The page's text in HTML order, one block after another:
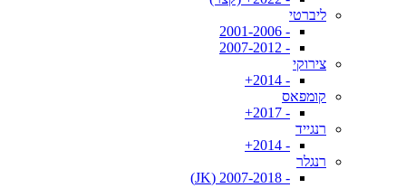
ליברטי
- 2001-2006
- 2007-2012
צירוקי
- 2014+
קומפאס
- 2017+
רנגייד
- 2014+
רנגלר
- 2007-2018 (JK)